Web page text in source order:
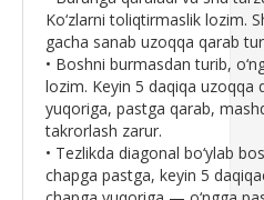
Ko‘zlarni toliqtirmaslik lozim.
gacha sanab uzoqqa qarab
• Boshni burmasdan turib,
lozim. Kеyin 5 daqiqa uzoqqa
yuqoriga, pastga qarab,
takrorlash zarur.
• Tеzlikda diagonal bo‘ylab
chapga pastga, kеyin 5